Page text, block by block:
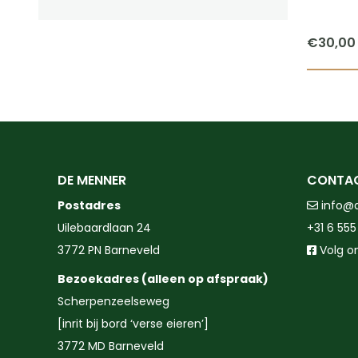
€30,00
DE MENNER
Postadres
Uilebaardlaan 24
3772 PN Barneveld
Bezoekadres (alleen op afspraak)
Scherpenzeelseweg
[inrit bij bord ‘verse eieren’]
3772 MD Barneveld
+31 6
Volg